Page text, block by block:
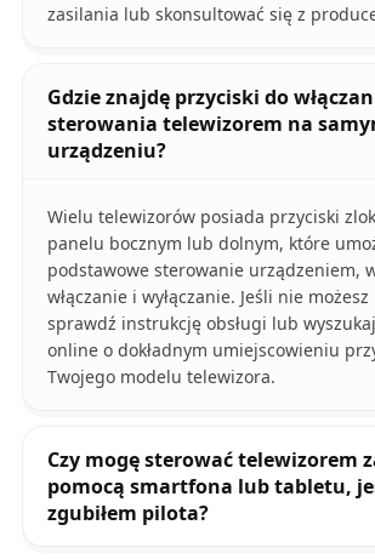
zasilania lub skonsultować się z
Gdzie znajdę przyciski do
sterowania telewizorem na
urządzeniu?
Wielu telewizorów posiada przyciski
panelu bocznym lub dolnym, które
podstawowe sterowanie urządzeniem,
włączanie i wyłączanie. Jeśli nie
sprawdź instrukcję obsługi lub
online o dokładnym umiejscowieniu
Twojego modelu telewizora.
Czy mogę sterować telewizorem
pomocą smartfona lub tabletu,
zgubiłem pilota?